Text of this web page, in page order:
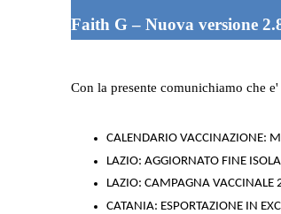
Faith G – Nuova versione
Con la presente comunichiamo che
CALENDARIO VACCINAZIONE:
LAZIO: AGGIORNATO FINE
LAZIO: CAMPAGNA
CATANIA: ESPORTAZIONE IN